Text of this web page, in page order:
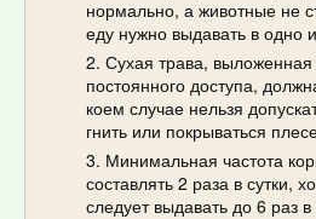
нормально, а животные не
еду нужно выдавать в одно
Сухая трава,
постоянного доступа,
коем случае нельзя
гнить или покрываться
Минимальная частота
составлять 2 раза в сутки,
следует выдавать до 6 раз в